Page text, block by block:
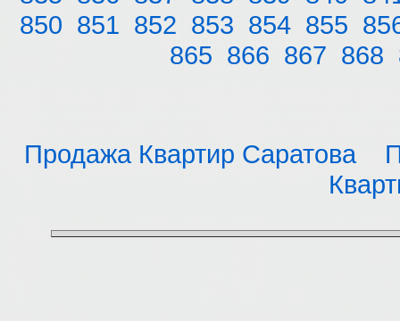
850 851 852 853 854 855
865 866 867 868
Продажа Квартир Саратова